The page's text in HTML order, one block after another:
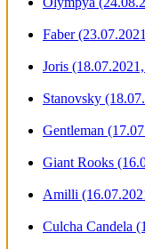
Faber
Joris
Stanovsky
Gentleman
Giant Rooks
Amilli
Culcha Candela